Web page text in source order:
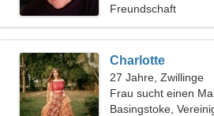
Freundschaft
Charlotte
27 Jahre, Zwillinge
Frau sucht einen
Basingstoke,